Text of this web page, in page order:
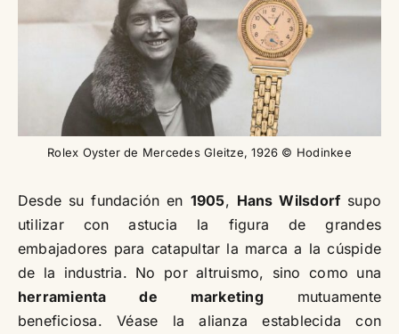
Rolex Oyster de Mercedes Gleitze, 1926 © Hodinkee
Desde su fundación en 1905, Hans Wilsdorfsupo
utilizar con astucia la figura de grandes
embajadores para catapultar la marca a la cúspide
de la industria. No por altruismo, sino como una
herramienta de marketingmutuamente
beneficiosa. Véase la alianza establecida con